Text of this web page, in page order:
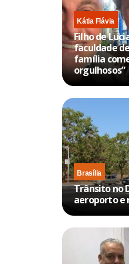
Kátia Flávia
Filho de
faculdade
família
orgulhosos”
Brasília
Trânsito no
aeroporto e